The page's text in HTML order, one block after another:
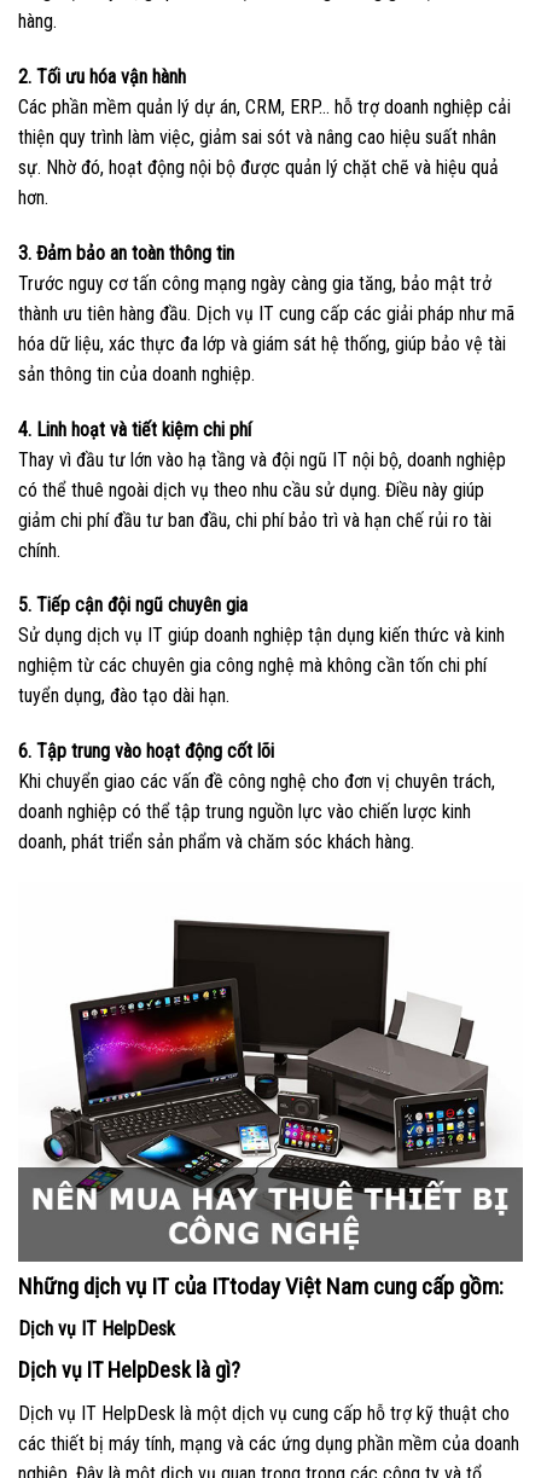
hàng.
2. Tối ưu hóa vận hành
Các phần mềm quản lý dự án, CRM, ERP… hỗ trợ doanh nghiệp cải
thiện quy trình làm việc, giảm sai sót và nâng cao hiệu suất nhân
sự. Nhờ đó, hoạt động nội bộ được quản lý chặt chẽ và hiệu quả
hơn.
3. Đảm bảo an toàn thông tin
Trước nguy cơ tấn công mạng ngày càng gia tăng, bảo mật trở
thành ưu tiên hàng đầu. Dịch vụ IT cung cấp các giải pháp như mã
hóa dữ liệu, xác thực đa lớp và giám sát hệ thống, giúp bảo vệ tài
sản thông tin của doanh nghiệp.
4. Linh hoạt và tiết kiệm chi phí
Thay vì đầu tư lớn vào hạ tầng và đội ngũ IT nội bộ, doanh nghiệp
có thể thuê ngoài dịch vụ theo nhu cầu sử dụng. Điều này giúp
giảm chi phí đầu tư ban đầu, chi phí bảo trì và hạn chế rủi ro tài
chính.
5. Tiếp cận đội ngũ chuyên gia
Sử dụng dịch vụ IT giúp doanh nghiệp tận dụng kiến thức và kinh
nghiệm từ các chuyên gia công nghệ mà không cần tốn chi phí
tuyển dụng, đào tạo dài hạn.
6. Tập trung vào hoạt động cốt lõi
Khi chuyển giao các vấn đề công nghệ cho đơn vị chuyên trách,
doanh nghiệp có thể tập trung nguồn lực vào chiến lược kinh
doanh, phát triển sản phẩm và chăm sóc khách hàng.
Những dịch vụ IT của ITtoday Việt Nam cung cấp gồm:
Dịch vụ IT HelpDesk
Dịch vụ IT HelpDesk là gì?
Dịch vụ IT HelpDesk là một dịch vụ cung cấp hỗ trợ kỹ thuật cho
các thiết bị máy tính, mạng và các ứng dụng phần mềm của doanh